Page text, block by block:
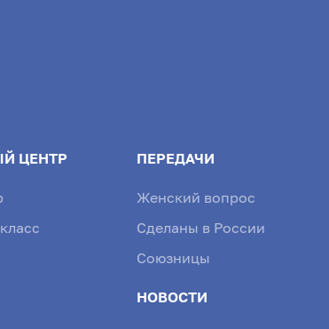
ЦЕНТР ПЕРЕДАЧИ
Женский вопрос
Сделаны в России
Союзницы
НОВОСТИ